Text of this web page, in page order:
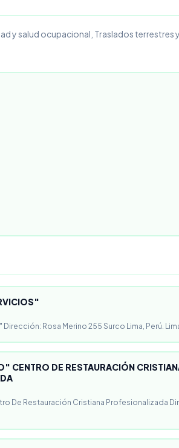
y salud ocupacional, Traslados terrestres
Dirección: Rosa Merino 255 Surco Lima, Perú.
CENTRO DE RESTAURACIÓN
De Restauración Cristiana Profesionalizada